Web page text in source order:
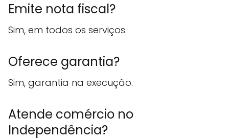
Emite nota fiscal?
Sim, em todos os serviços.
Oferece garantia?
Sim, garantia na execução.
Atende comércio no
Independência?